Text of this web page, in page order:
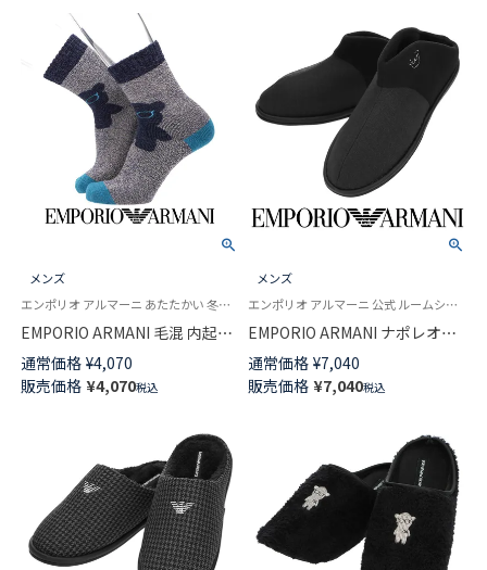
メンズ
エンポリオ アルマーニ あたたかい 冬用 靴下
EMPORIO ARMANI 毛混 内起毛
フロントビッグベア ルームソッ
クス 足底滑り止め付 クルー丈
日本製 メンズ 02345874
通常価格 ¥4,070
販売価格 ¥4,070税込
メンズ
エンポリオ アルマーニ 公式 ルームシューズ 部屋履き 紳士
EMPORIO ARMANI ナポレオン
ベアヘッド刺繍 メンズ スリッ
パ ウォッシャブル仕様 日本製
02345879
通常価格 ¥7,040
販売価格 ¥7,040税込